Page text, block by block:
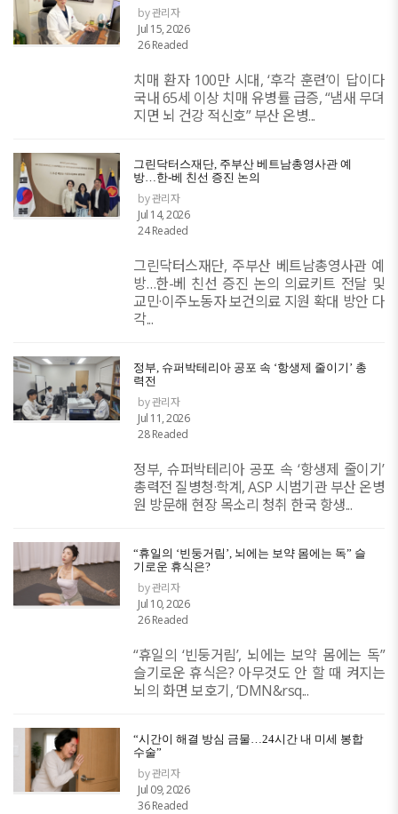
by 관리자
Jul 15, 2026
26 Readed
치매 환자 100만 시대, ‘후각 훈련’이 답이다
국내 65세 이상 치매 유병률 급증, “냄새 무뎌
지면 뇌 건강 적신호” 부산 온병...
​그린닥터스재단, 주부산 베트남총영사관 예
방…한-베 친선 증진 논의
by 관리자
Jul 14, 2026
24 Readed
그린닥터스재단, 주부산 베트남총영사관 예
방…한-베 친선 증진 논의 ​의료키트 전달 및
교민·이주노동자 보건의료 지원 확대 방안 다
각...
정부, 슈퍼박테리아 공포 속 ‘항생제 줄이기’ 총
력전
by 관리자
Jul 11, 2026
28 Readed
정부, 슈퍼박테리아 공포 속 ‘항생제 줄이기’
총력전 질병청·학계, ASP 시범기관 부산 온병
원 방문해 현장 목소리 청취 한국 항생...
“휴일의 ‘빈둥거림’, 뇌에는 보약 몸에는 독” 슬
기로운 휴식은?
by 관리자
Jul 10, 2026
26 Readed
“휴일의 ‘빈둥거림’, 뇌에는 보약 몸에는 독”
슬기로운 휴식은? 아무것도 안 할 때 켜지는
뇌의 화면 보호기, ‘DMN&rsq...
​“시간이 해결 방심 금물…24시간 내 미세 봉합
수술”
by 관리자
Jul 09, 2026
36 Readed